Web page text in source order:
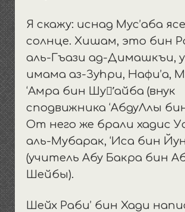
Я скажу: иснад Мус’аба
солнце. Хишам, это бин
аль-Гъази ад-Димашкъи,
имама аз-Зуhри, Нафи’а,
‘Амра бин Шу’ْайба (внук
сподвижника ‘АбдуЛлы
От него же брали хадис
аль-Мубарак, ‘Иса бин
(учитель Абу Бакра бин
Шейбы).
Шейх Раби’ бин Хади